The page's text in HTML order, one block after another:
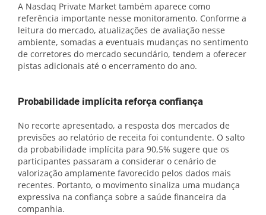
A Nasdaq Private Market também aparece como
referência importante nesse monitoramento. Conforme a
leitura do mercado, atualizações de avaliação nesse
ambiente, somadas a eventuais mudanças no sentimento
de corretores do mercado secundário, tendem a oferecer
pistas adicionais até o encerramento do ano.
Probabilidade implícita reforça confiança
No recorte apresentado, a resposta dos mercados de
previsões ao relatório de receita foi contundente. O salto
da probabilidade implícita para 90,5% sugere que os
participantes passaram a considerar o cenário de
valorização amplamente favorecido pelos dados mais
recentes. Portanto, o movimento sinaliza uma mudança
expressiva na confiança sobre a saúde financeira da
companhia.